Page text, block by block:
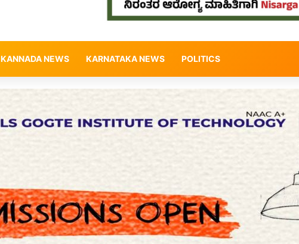
KANNADA NEWS KARNATAKA NEWS POLITICS